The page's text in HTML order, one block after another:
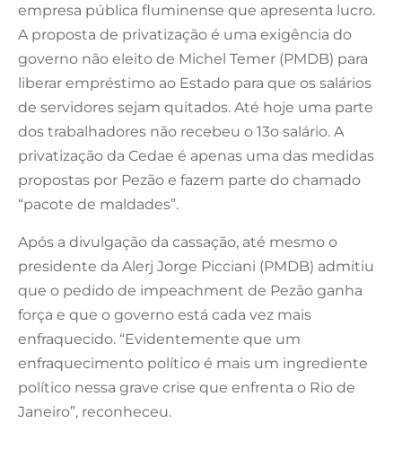
empresa pública fluminense que apresenta lucro.
A proposta de privatização é uma exigência do
governo não eleito de Michel Temer (PMDB) para
liberar empréstimo ao Estado para que os salários
de servidores sejam quitados. Até hoje uma parte
dos trabalhadores não recebeu o 13o salário. A
privatização da Cedae é apenas uma das medidas
propostas por Pezão e fazem parte do chamado
“pacote de maldades”.
Após a divulgação da cassação, até mesmo o
presidente da Alerj Jorge Picciani (PMDB) admitiu
que o pedido de impeachment de Pezão ganha
força e que o governo está cada vez mais
enfraquecido. “Evidentemente que um
enfraquecimento político é mais um ingrediente
político nessa grave crise que enfrenta o Rio de
Janeiro”, reconheceu.